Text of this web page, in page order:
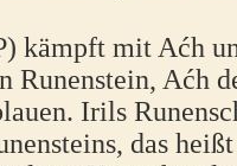
kämpft mit Aćh
Runenstein, Aćh
Irils
das